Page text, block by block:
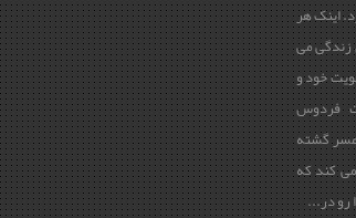
اینک هر
زندگی می
خود و
فردوس
گشته
کند که
در‌...